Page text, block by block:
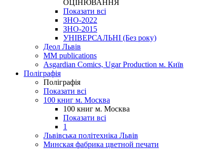
ОЦІНЮВАННЯ
Показати всі
ЗНО-2022
ЗНО-2015
УНІВЕРСАЛЬНІ (Без року)
Деол Львів
MM publications
Asgardian Comics, Ugar Production м. Київ
Поліграфія
Поліграфія
Показати всі
100 книг м. Москва
100 книг м. Москва
Показати всі
1
Львівська політехніка Львів
Минская фабрика цветной печати